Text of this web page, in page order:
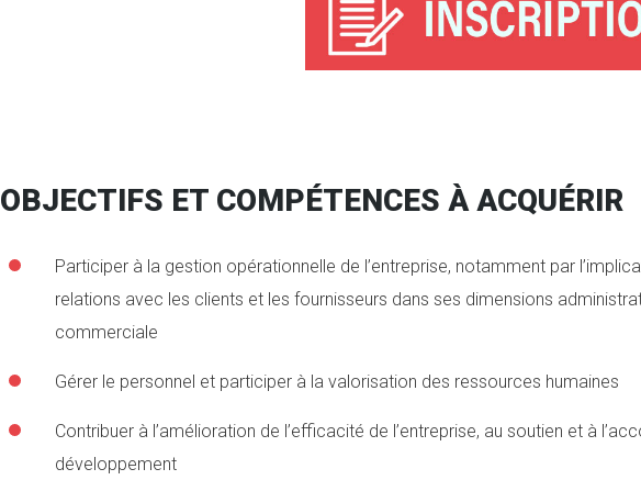
OBJECTIFS ET COMPÉTENCES À ACQUÉRIR
Participer à la gestion opérationnelle de l’entreprise, notamment par
relations avec les clients et les fournisseurs dans ses dimensions
commerciale
Gérer le personnel et participer à la valorisation des ressources humaines
Contribuer à l’amélioration de l’efficacité de l’entreprise, au soutien et à
développement